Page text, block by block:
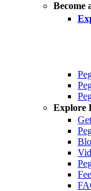
Become
Explore